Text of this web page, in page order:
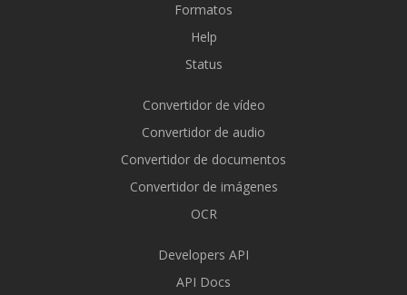
Formatos
Help
Status
Convertidor de vídeo
Convertidor de audio
Convertidor de documentos
Convertidor de imágenes
OCR
Developers API
API Docs